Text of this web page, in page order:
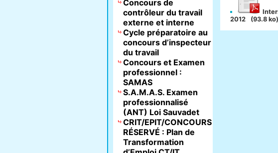
2012
(93.8 ko)
Concours de
contrôleur du travail
externe et interne
Cycle préparatoire au
concours d’inspecteur
du travail
Concours et Examen
professionnel :
SAMAS
S.A.M.A.S. Examen
professionnalisé
(ANT) Loi Sauvadet
CRIT/EPIT/CONCOURS
RÉSERVÉ : Plan de
Transformation